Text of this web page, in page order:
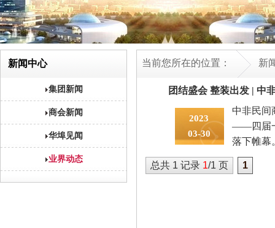
新闻中心
集团新闻
商会新闻
华埠见闻
业界动态
当前您所在的位置： 新
团结盛会 整装出发 | 中
2023
03-30
中非民间
——四届
落下帷幕
总共 1 记录 1/1 页 1